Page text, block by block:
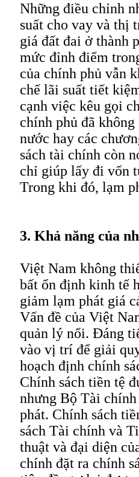
Những điều chỉnh
suất cho vay và thị
giá đất đai ở thành
mức đỉnh điểm
của chính phủ vẫn
chế lãi suất tiết
cạnh việc kêu gọi
chính phủ đã
nước hay các
sách tài chính còn
chỉ giúp lấy đi vốn
Trong khi đó, lạm
3. Khả năng của
Việt Nam không
bất ổn định kinh tế
giảm lạm phát giá
Vấn đề của Việt
quản lý nổi. Đáng
vào vị trí để giải
hoạch định chính
Chính sách tiền tệ
nhưng Bộ Tài
phát. Chính sách
sách Tài chính và
thuật và đại diện
chính đặt ra chính